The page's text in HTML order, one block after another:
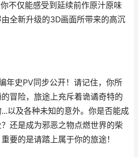
不仅能感受到延续前作原汁原味
全新升级的3D画面所带来的高沉
年史PV同步公开！请记住，你所
冒险，旅途上充斥着诡谲奇特的
以及各种未知的意外。你是否能成
还是成为邪恶之物点燃世界的柴
要的是请踏上属于你的旅途！